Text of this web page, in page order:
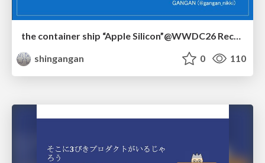
the container ship “Apple Silicon”@WWDC26 Recap -Japan-\(region).swift
shingangan
0 110